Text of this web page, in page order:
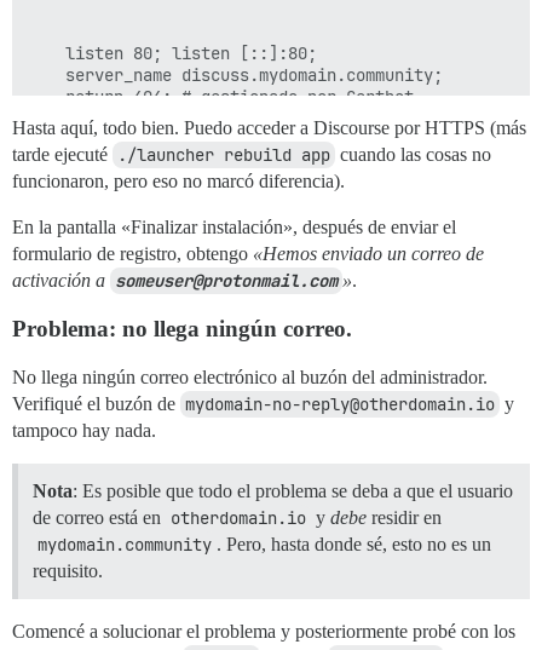
    return 404; # gestionado por Certbot
Hasta aquí, todo bien. Puedo acceder a Discourse por HTTPS (más
tarde ejecuté
./launcher rebuild app cuando las cosas no
funcionaron, pero eso no marcó diferencia).
En la pantalla «Finalizar instalación», después de enviar el
formulario de registro, obtengo «Hemos enviado un correo de
activación a someuser@protonmail.com ».
Problema: no llega ningún correo.
No llega ningún correo electrónico al buzón del administrador.
Verifiqué el buzón de mydomain-no-reply@otherdomain.io y
tampoco hay nada.
Nota: Es posible que todo el problema se deba a que el usuario
de correo está en otherdomain.io y debe residir en
mydomain.community . Pero, hasta donde sé, esto no es un
requisito.
Comencé a solucionar el problema y posteriormente probé con los